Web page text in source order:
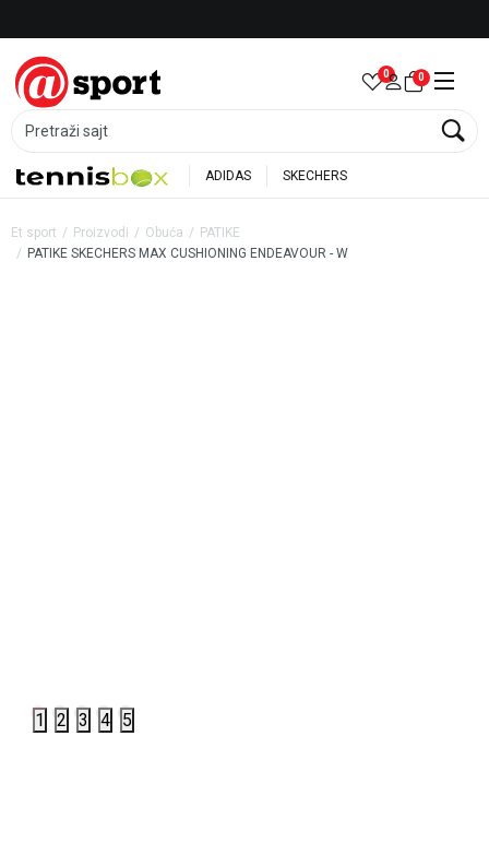
Pretraži sajt
0 0
ADIDAS SKECHERS
Et sport Proizvodi Obuća
PATIKE
PATIKE SKECHERS MAX CUSHIONING ENDEAVOUR - W
1 2 3 4 5